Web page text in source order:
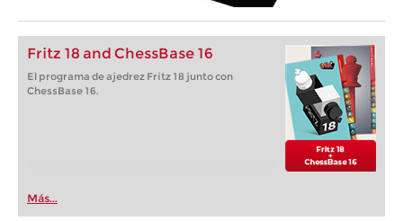
Fritz 18 and ChessBase 16
El programa de ajedrez Fritz 18 junto con
ChessBase 16.
Más...